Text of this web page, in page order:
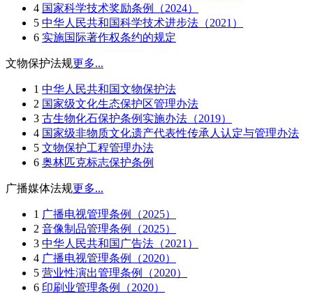
4 国家科学技术奖励条例（2024）
5 中华人民共和国科学技术进步法（2021）
6 实施国际著作权条约的规定
文物保护法规更多...
1 中华人民共和国文物保护法
2 国家级文化生态保护区管理办法
3 古生物化石保护条例实施办法（2019）
4 国家级非物质文化遗产代表性传承人认定与管理办法
5 文物保护工程管理办法
6 奥林匹克标志保护条例
广播媒体法规更多...
1 广播电视管理条例（2025）
2 音像制品管理条例（2025）
3 中华人民共和国广告法（2021）
4 广播电视管理条例（2020）
5 营业性演出管理条例（2020）
6 印刷业管理条例（2020）